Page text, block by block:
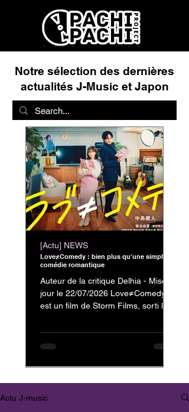
Notre sélection des dernières
actualités J-Music et Japon
Love≠Comedy : bien plus qu'une simple
comédie romantique
Auteur de la critique Delhia - Mise à
jour le 22/07/2026 Love≠Comedy
est un film de Storm Films, sorti le 3
dans le rôle de Kanzaki Reiji et
Nagahama Neru dans celui de
de Nakajima Kento, on ne pouvait
[Actu] NEWS
Actu J-music